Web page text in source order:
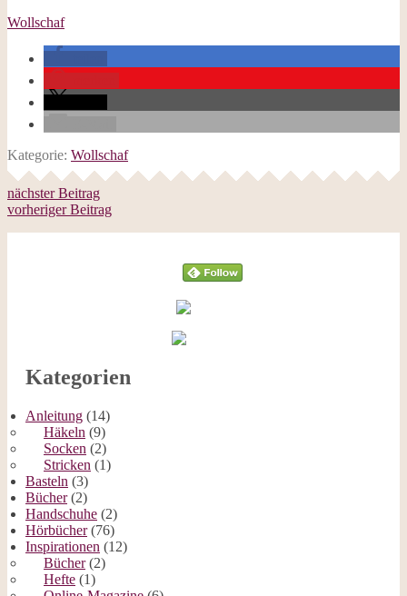
Wollschaf
Kategorie: Wollschaf
nächster Beitrag
vorheriger Beitrag
Kategorien
Anleitung (14)
Häkeln (9)
Socken (2)
Stricken (1)
Basteln (3)
Bücher(2)
Handschuhe (2)
Hörbücher(76)
Inspirationen (12)
Bücher(2)
Hefte (1)